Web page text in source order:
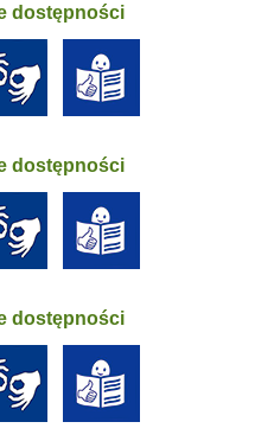
dostępności
dostępności
dostępności